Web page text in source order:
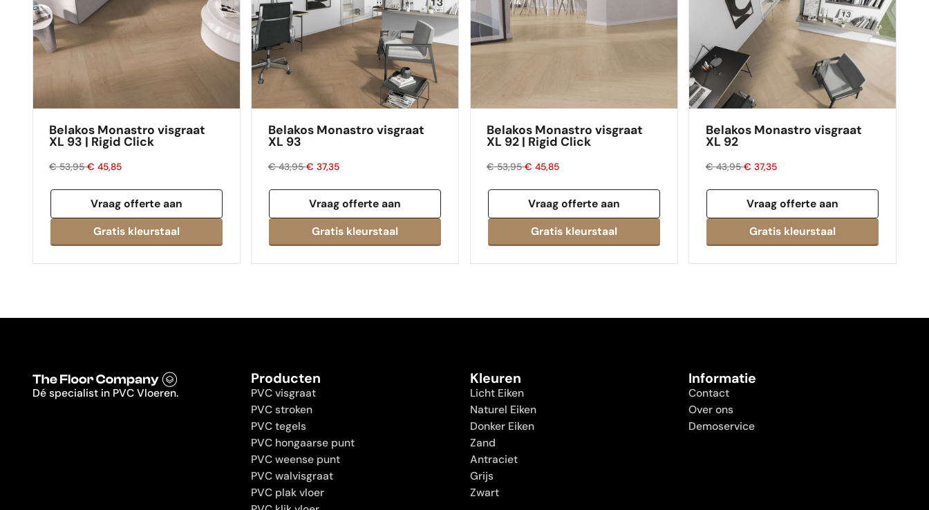
Belakos Monastro visgraat
XL 93 | Rigid Click
€ 53,95€ 45,85
Vraag offerte aan
Belakos Monastro visgraat
XL 93
€ 43,95€ 37,35
Vraag offerte aan
Belakos Monastro visgraat
XL 92 | Rigid Click
€ 53,95€ 45,85
Vraag offerte aan
Belakos Monastro visgraat
XL 92
€ 43,95€ 37,35
Vraag offerte aan
Dé specialist in PVC Vloeren.
Producten
PVC visgraat
PVC stroken
PVC tegels
PVC hongaarse punt
PVC weense punt
PVC walvisgraat
PVC plak vloer
Kleuren
Licht Eiken
Naturel Eiken
Donker Eiken
Zand
Antraciet
Grijs
Zwart
Informatie
Contact
Over ons
Demoservice